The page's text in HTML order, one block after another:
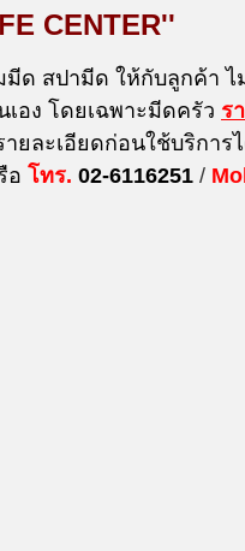
CENTER''
มีด สปามีด ให้กับลูกค้า
อง โดยเฉพาะมีดครัว ร
ยละเอียดก่อนใช้บริการ
อ โทร. 02-6116251 /